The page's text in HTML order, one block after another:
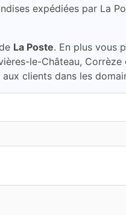
expédiées par La
La Poste. En plus vous
le-Château, Corrèze
clients dans les